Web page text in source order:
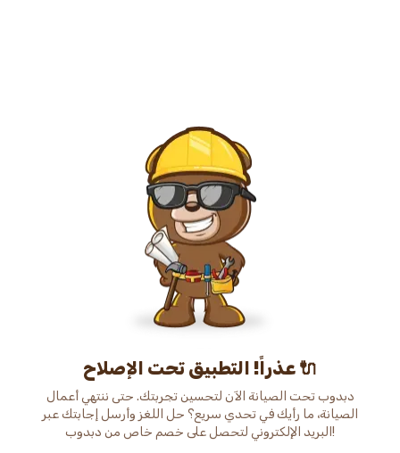
عذراً! التطبيق تحت الإصلاح 🔌
دبدوب تحت الصيانة الآن لتحسين تجربتك. حتى ننتهي أعمال
الصيانة، ما رأيك في تحدي سريع؟ حل اللغز وأرسل إجابتك عبر
البريد الإلكتروني لتحصل على خصم خاص من دبدوب!